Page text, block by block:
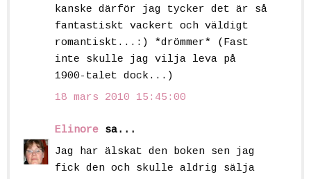
kanske därför jag tycker det är så
fantastiskt vackert och väldigt
romantiskt...:) *drömmer* (Fast
inte skulle jag vilja leva på
1900-talet dock...)
18 mars 2010 15:45:00
Elinore sa...
Jag har älskat den boken sen jag
fick den och skulle aldrig sälja